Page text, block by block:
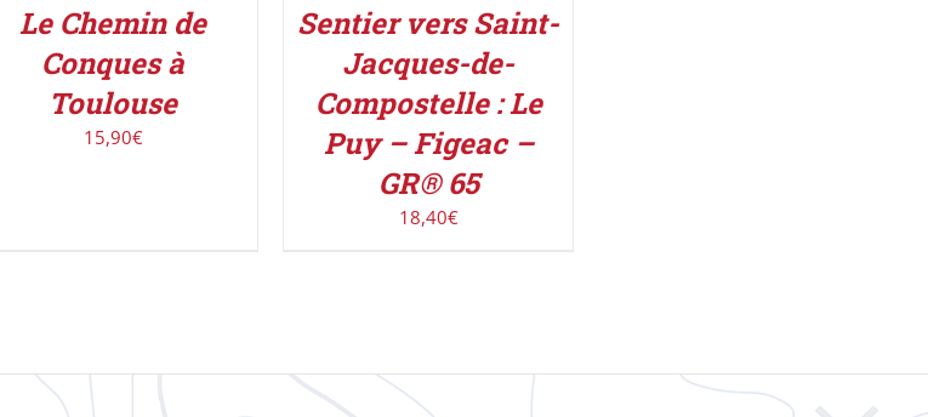
Le Chemin de
Conques à
Toulouse
15,90€
Sentier vers Saint-
Jacques-de-
Compostelle : Le
Puy – Figeac –
GR® 65
18,40€